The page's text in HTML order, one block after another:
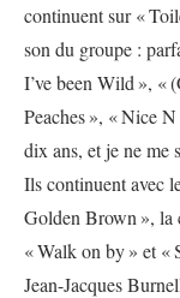
continuent sur «
son du groupe :
I’ve been Wild », «
Peaches», «Nice N
dix ans, et je ne me
Ils continuent avec
Golden Brown », la
«Walk on by» et «
Jean-Jacques